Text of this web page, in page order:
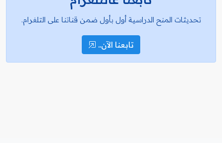
تحديثات المنح الدراسية أول بأول ضمن قناتنا على التلغرام.
تابعنا الآن..